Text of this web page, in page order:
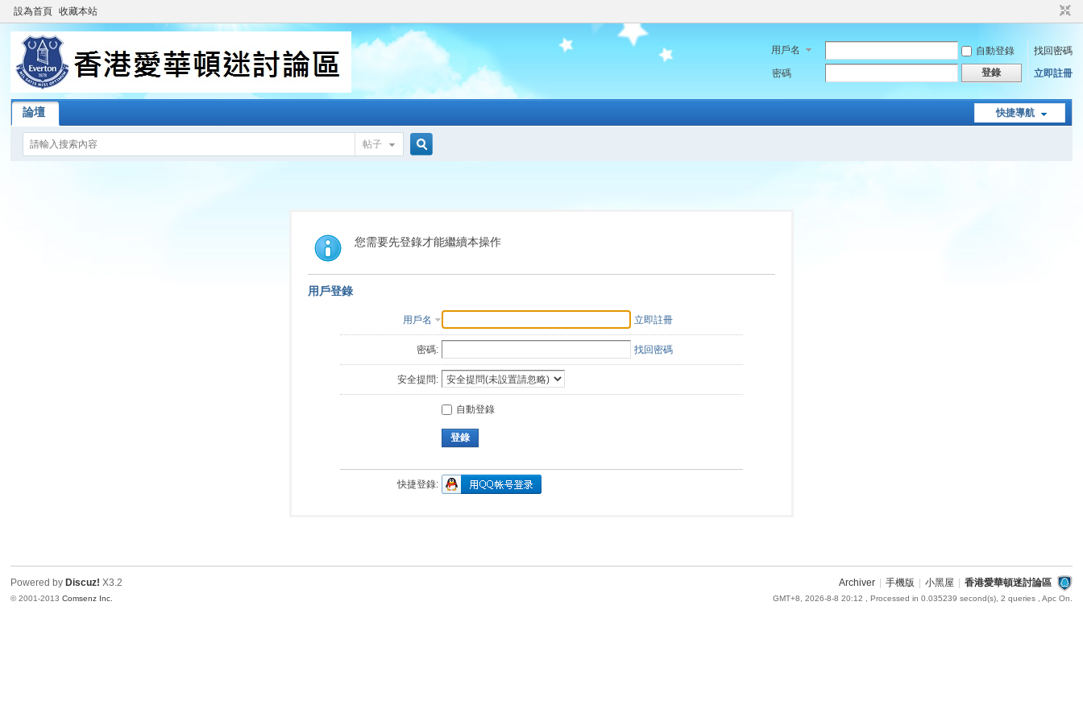
設為首頁 收藏本站
用戶名 自動登錄
找回密碼
密碼
登錄 立即註冊
快捷導航
論壇
帖子
索
您需要先登錄才能繼續本操作
用戶登錄
用戶名 立即註冊
密碼: 找回密碼
安全提問:
自動登錄
登錄
快捷登錄:
Archiver 手機版 小黑屋 香港愛華頓迷討論區
GMT+8, 2026-8-8 20:12 , Processed in 0.035239 second(s), 2 queries , Apc On.
Powered by Discuz! X3.2
© 2001-2013Comsenz Inc.